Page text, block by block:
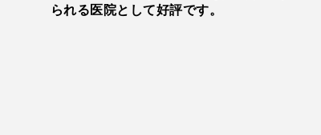
られる医院として好評です。